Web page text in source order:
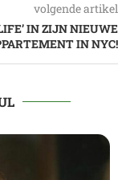
volgende artikel
IN ZIJN NIEUWE
IN NYC!